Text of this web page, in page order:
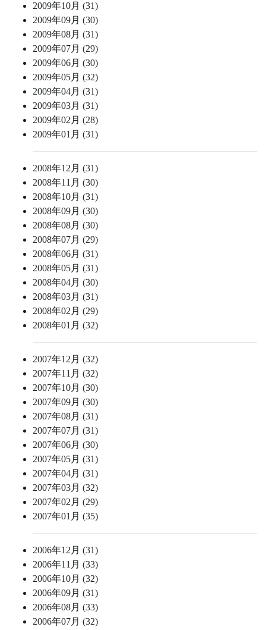
2009年10月 (31)
2009年09月 (30)
2009年08月 (31)
2009年07月 (29)
2009年06月 (30)
2009年05月 (32)
2009年04月 (31)
2009年03月 (31)
2009年02月 (28)
2009年01月 (31)
2008年12月 (31)
2008年11月 (30)
2008年10月 (31)
2008年09月 (30)
2008年08月 (30)
2008年07月 (29)
2008年06月 (31)
2008年05月 (31)
2008年04月 (30)
2008年03月 (31)
2008年02月 (29)
2008年01月 (32)
2007年12月 (32)
2007年11月 (32)
2007年10月 (30)
2007年09月 (30)
2007年08月 (31)
2007年07月 (31)
2007年06月 (30)
2007年05月 (31)
2007年04月 (31)
2007年03月 (32)
2007年02月 (29)
2007年01月 (35)
2006年12月 (31)
2006年11月 (33)
2006年10月 (32)
2006年09月 (31)
2006年08月 (33)
2006年07月 (32)